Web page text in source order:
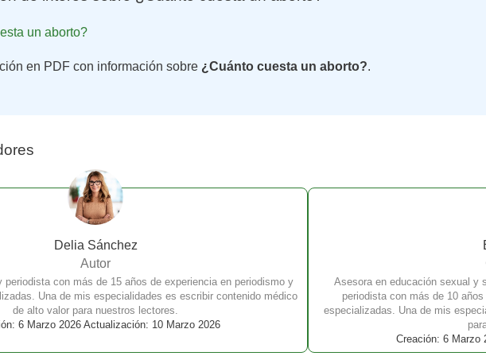
un aborto?
en PDF con información sobre ¿Cuánto cuesta un aborto?.
Delia Sánchez
Autor
periodista con más de 15 años de experiencia en periodismo y
Una de mis especialidades es escribir contenido médico
de alto valor para nuestros lectores.
6 Marzo 2026 Actualización: 10 Marzo 2026
Asesora en educación sexual y
periodista con más de 10
especializadas. Una de mis
Creación: 6 Marzo